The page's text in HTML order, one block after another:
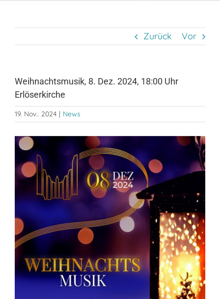
Zurück Vor
Weihnachtsmusik, 8. Dez. 2024, 18:00 Uhr
Erlöserkirche
19. Nov.. 2024 | News